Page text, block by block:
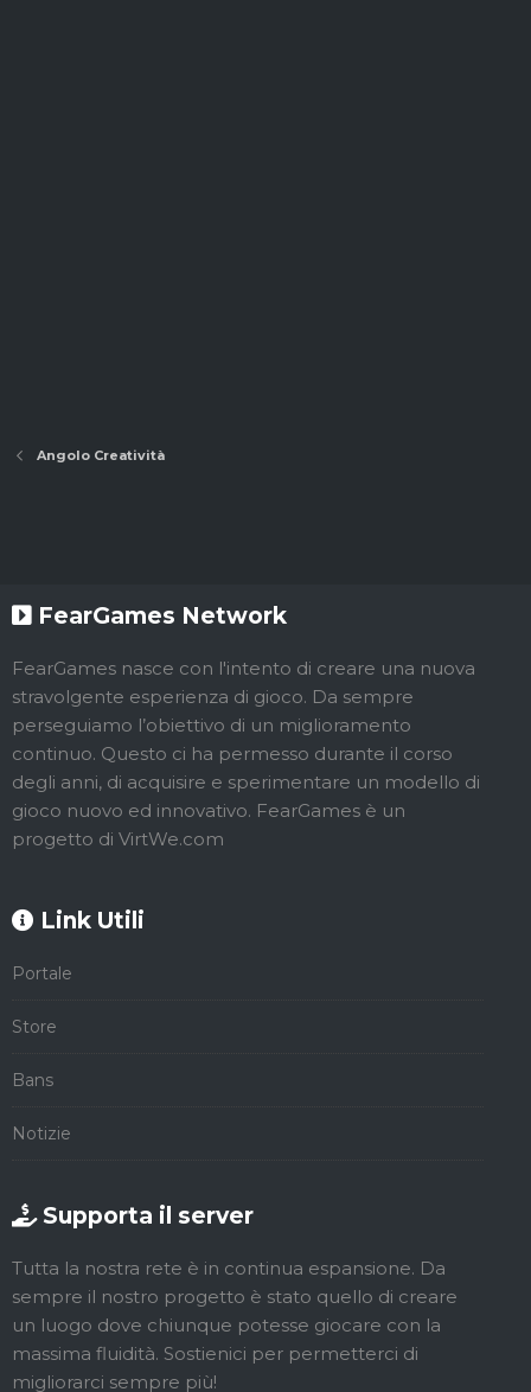
Angolo Creatività
FearGames Network
FearGames nasce con l'intento di creare una nuova
stravolgente esperienza di gioco. Da sempre
perseguiamo l’obiettivo di un miglioramento
continuo. Questo ci ha permesso durante il corso
degli anni, di acquisire e sperimentare un modello di
gioco nuovo ed innovativo. FearGames è un
progetto di VirtWe.com
Link Utili
Portale
Store
Bans
Notizie
Supporta il server
Tutta la nostra rete è in continua espansione. Da
sempre il nostro progetto è stato quello di creare
un luogo dove chiunque potesse giocare con la
massima fluidità. Sostienici per permetterci di
migliorarci sempre più!